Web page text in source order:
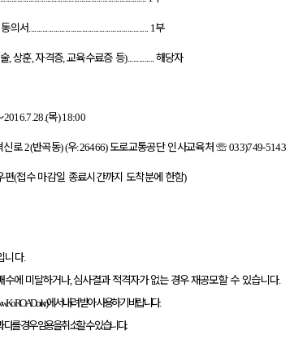
의서............................................................... 1부
,상훈,자격증,교육수료증 등)..............해당자
2016.7.28.(목) 18:00
신로2(반곡동) (우:26466) 도로교통공단 인사교육처☏033)749-5143
편(접수 마감일 종료시간까지 도착분에 한함)
니다.
수에 미달하거나,심사결과 적격자가 없는 경우재공모할 수 있습니다.
)에서 내려 받아 사용하기 바랍니다
를 경우 임용을 취소할 수 있습니다.